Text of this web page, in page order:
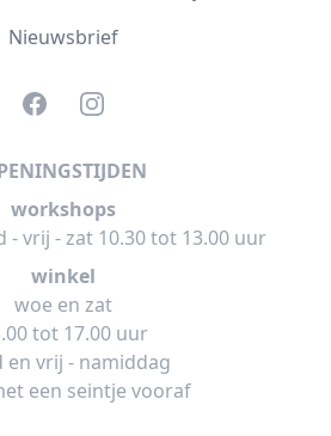
Nieuwsbrief
FacebookInstagram
workshops
- vrij - zat 10.30 tot 13.00 uur
winkel
woe en zat
tot 17.00 uur
en vrij - namiddag
een seintje vooraf